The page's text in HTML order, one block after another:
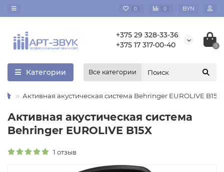
0 0 BYN
+375 29 328-33-36
+375 17 317-00-40
0
Категории Все категории
Активная акустическая система Behringer EUROLIVE B15X
Активная акустическая система
Behringer EUROLIVE B15X
1 отзыв